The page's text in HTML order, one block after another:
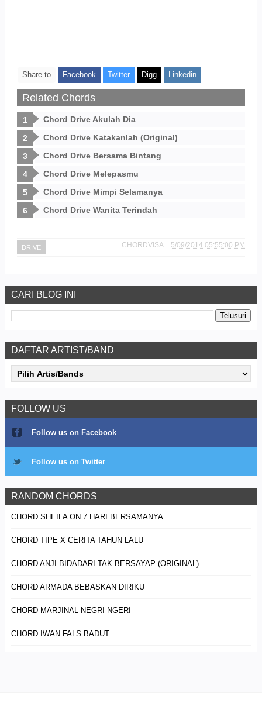
Share to Facebook Twitter Digg Linkedin
Related Chords
Chord Drive Akulah Dia
Chord Drive Katakanlah (Original)
Chord Drive Bersama Bintang
Chord Drive Melepasmu
Chord Drive Mimpi Selamanya
Chord Drive Wanita Terindah
DRIVE CHORDVISA 5/09/2014 05:55:00 PM
CARI BLOG INI
DAFTAR ARTIST/BAND
FOLLOW US
Follow us on Facebook
Follow us on Twitter
RANDOM CHORDS
CHORD SHEILA ON 7 HARI BERSAMANYA
CHORD TIPE X CERITA TAHUN LALU
CHORD ANJI BIDADARI TAK BERSAYAP (ORIGINAL)
CHORD ARMADA BEBASKAN DIRIKU
CHORD MARJINAL NEGRI NGERI
CHORD IWAN FALS BADUT